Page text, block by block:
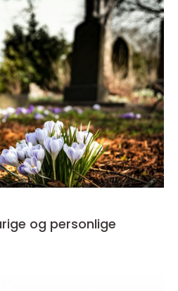
og personlige